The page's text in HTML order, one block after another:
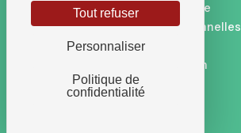
Plan du site
Données personnelles
Connexion
Tout refuser
Personnaliser
Politique de
confidentialité